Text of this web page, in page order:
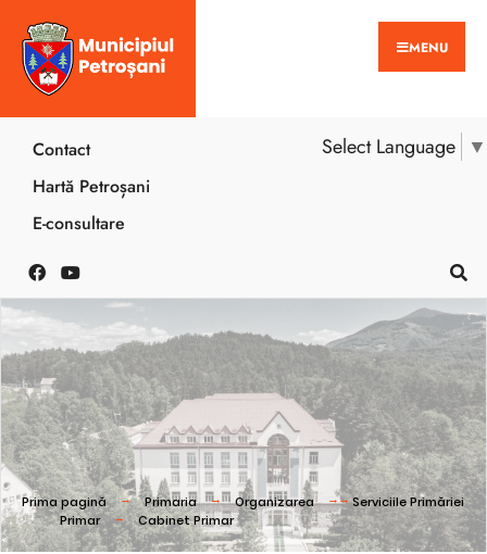
MENU
Select Language ▼
Contact
Hartă Petroșani
E-consultare
Prima pagină Primaria Organizarea
Serviciile Primăriei
Primar
Cabinet Primar